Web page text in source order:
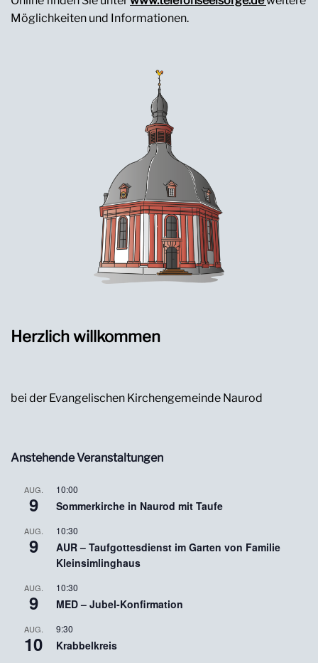
Möglichkeiten und Informationen.
Herzlich willkommen
bei der Evangelischen Kirchengemeinde Naurod
Anstehende Veranstaltungen
AUG.
9
10:00
Sommerkirche in Naurod mit Taufe
AUG.
9
10:30
AUR – Taufgottesdienst im Garten von Familie
Kleinsimlinghaus
AUG.
9
10:30
MED – Jubel-Konfirmation
AUG.
10
9:30
Krabbelkreis